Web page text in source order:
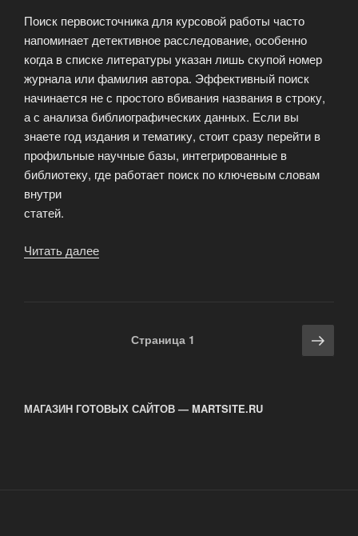
месте»
Поиск первоисточника для курсовой работы часто
напоминает детективное расследование, особенно
когда в списке литературы указан лишь скупой номер
журнала или фамилия автора. Эффективный поиск
начинается не с простого вбивания названия в строку,
а с анализа библиографических данных. Если вы
знаете год издания и тематику, стоит сразу перейти в
профильные научные базы, интегрированные в
библиотеку, где работает поиск по ключевым словам
внутри
статей.
Читать далее
быстро
для
Страница 1
МАГАЗИН ГОТОВЫХ САЙТОВ — MARTSITE.RU